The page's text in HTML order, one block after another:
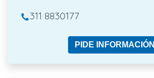
311 8830177
PIDE INFORMACIÓN